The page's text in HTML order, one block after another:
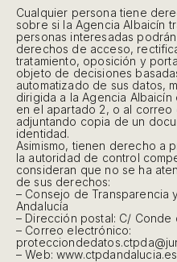
Cualquier persona tiene
sobre si la Agencia Albaicín
personas interesadas
derechos de acceso,
tratamiento, oposición y
objeto de decisiones
automatizado de sus datos,
dirigida a la Agencia
en el apartado 2, o al
adjuntando copia de un
identidad.
Asimismo, tienen derecho a
la autoridad de control
consideran que no se ha
de sus derechos:
– Consejo de Transparencia
Andalucía
– Dirección postal: C/ Conde
– Correo electrónico:
– Web: www.ctpdandalucia.es